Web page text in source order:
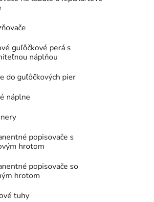
guľôčkové perá s
náplňou
do guľôčkových pier
náplne
popisovače s
hrotom
popisovače so
hrotom
tuhy